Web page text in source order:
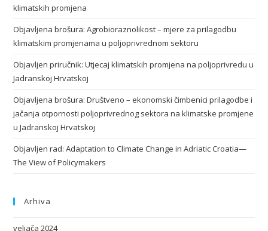
klimatskih promjena
Objavljena brošura: Agrobioraznolikost – mjere za prilagodbu
klimatskim promjenama u poljoprivrednom sektoru
Objavljen priručnik: Utjecaj klimatskih promjena na poljoprivredu u
Jadranskoj Hrvatskoj
Objavljena brošura: Društveno – ekonomski čimbenici prilagodbe i
jačanja otpornosti poljoprivrednog sektora na klimatske promjene
u Jadranskoj Hrvatskoj
Objavljen rad: Adaptation to Climate Change in Adriatic Croatia—
The View of Policymakers
Arhiva
veljača 2024